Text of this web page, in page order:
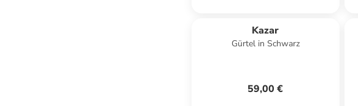
Kazar
Gürtel in Schwarz
59,00 €